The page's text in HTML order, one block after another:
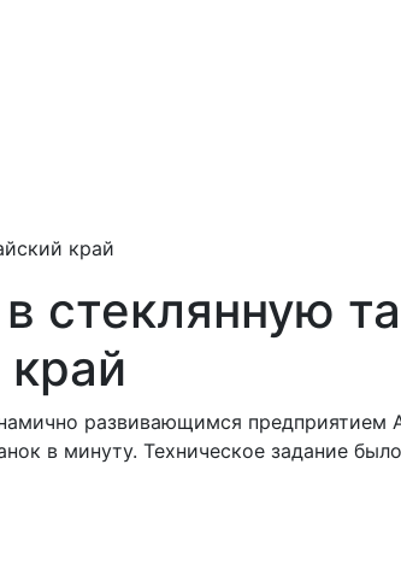
край
стеклянную
развивающимся предприятием
в минуту. Техническое задание